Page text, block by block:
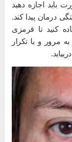
اجازه دهید
پیدا کند.
تا قرمزی
و با تکرار